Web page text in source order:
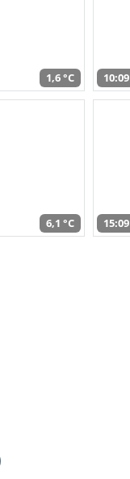
1,6 °C 10:09
6,1 °C 15:09